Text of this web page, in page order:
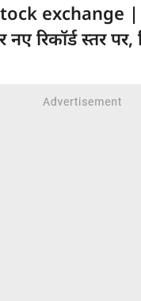
exchange
रिकॉर्ड स्तर पर,